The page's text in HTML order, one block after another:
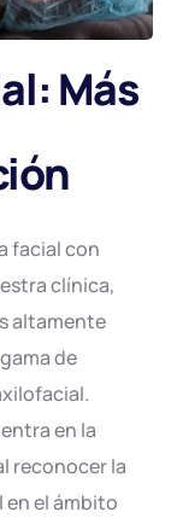
Más
facial con
clínica,
altamente
de
en la
reconocer la
el ámbito